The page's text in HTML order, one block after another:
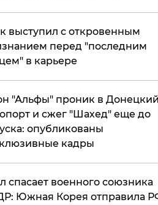
выступил с откровенным
перед "последним
в карьере
"Альфы" проник в Донецкий
и сжег "Шахед" еще до
опубликованы
кадры
спасает военного союзника
Южная Корея отправила